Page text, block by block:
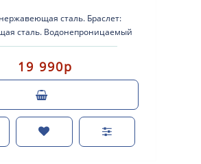
сталь. Браслет:
сталь. Водонепроницаемый
точностью 1/10 секунды. Диапа..
19 990р